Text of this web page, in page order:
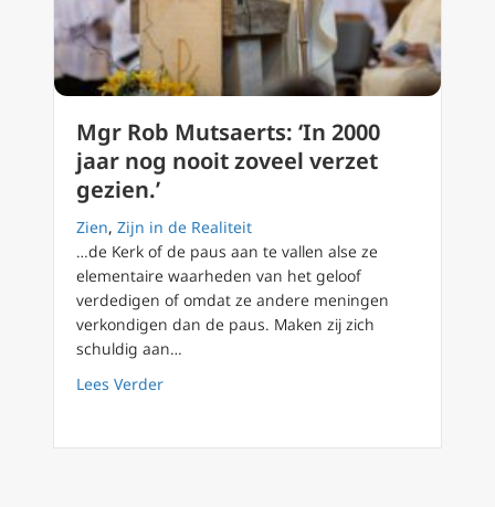
Mgr Rob Mutsaerts: ‘In 2000
jaar nog nooit zoveel verzet
gezien.’
Zien, Zijn in de Realiteit
…de Kerk of de paus aan te vallen alse ze
elementaire waarheden van het geloof
verdedigen of omdat ze andere meningen
verkondigen dan de paus. Maken zij zich
schuldig aan…
Lees Verderabout Mgr Rob Mutsaerts: ‘In 2000 jaar nog